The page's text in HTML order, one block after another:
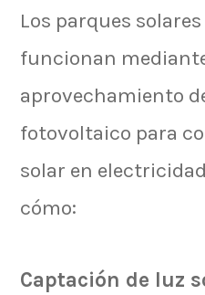
Los parques
funcionan
aprovechamiento
fotovoltaico para
solar en
cómo:
Captación de luz